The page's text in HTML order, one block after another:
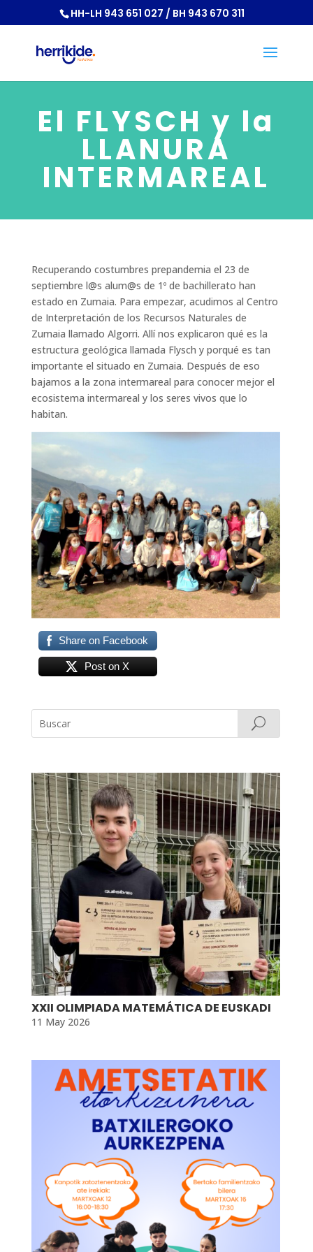
HH-LH 943 651 027 / BH 943 670 311
El FLYSCH y la
LLANURA
INTERMAREAL
Recuperando costumbres prepandemia el 23 de
septiembre l@s alum@s de 1º de bachillerato han
estado en Zumaia. Para empezar, acudimos al Centro
de Interpretación de los Recursos Naturales de
Zumaia llamado Algorri. Allí nos explicaron qué es la
estructura geológica llamada Flysch y porqué es tan
importante el situado en Zumaia. Después de eso
bajamos a la zona intermareal para conocer mejor el
ecosistema intermareal y los seres vivos que lo
habitan.
Share on Facebook
Post on X
XXII OLIMPIADA MATEMÁTICA DE EUSKADI
11 May 2026